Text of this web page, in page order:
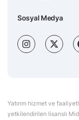
Sosyal Medya
Yatırım hizmet ve
yetkilendirilen lisanslı